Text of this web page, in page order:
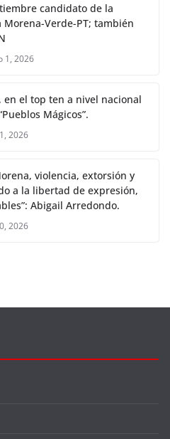
candidato de la
Morena-Verde-PT; también
1, 2026
en el top ten a nivel nacional
Mágicos”.
2026
violencia, extorsión y
a la libertad de expresión,
Abigail Arredondo.
2026